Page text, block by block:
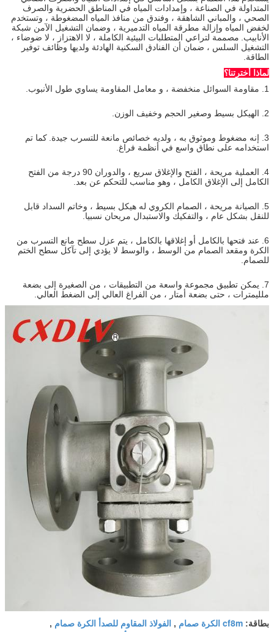
المتداولة في الصناعة ، وإمدادات المياه في المناطق الحضرية والصرف
الصحي ، والمباني الشاهقة ، وفندق من منافذ المياه المضغوطة ، وتستخدم
لخفض المياه وإزالة مطرقة المياه التدميرية ، وضمان التشغيل الآمن شبكة
الأنابيب. مصممة لتراعي المتطلبات البيئية الكاملة ، لا الاهتزاز ، لا ضوضاء ،
التشغيل السلس ، ضمان أن الفنادق السكنية الهادئة ولديها وظائف توفير
الطاقة.
لماذا أخترتنا؟
1. مقاومة السوائل منخفضة ، و معامل المقاومة يساوي طول الأنبوب.
2. الهيكل بسيط وصغير الحجم وخفيف الوزن.
3. إنه مضغوط وموثوق به ، ولديه خصائص مانعة للتسرب جيدة.
كما تم
استخدامه على نطاق واسع في أنظمة فراغ.
4. العملية مريحة ، الفتح والإغلاق سريع ، والدوران 90 درجة من الفتح
الكامل إلى الإغلاق الكامل ، وهو مناسب للتحكم عن بعد.
5. الصيانة مريحة ، الصمام الكروي له هيكل بسيط ، وخاتم السداد قابل
للنقل بشكل عام ، والتفكيك والاستبدال مريحان نسبيا.
6. عند فتحها بالكامل أو إغلاقها بالكامل ، يتم عزل سطح مانع التسرب من
الكرة ومقعد الصمام من الوسط ، والوسط لا يؤدي إلى تآكل سطح الختم
للصمام.
7. يمكن تطبيق مجموعة واسعة من التطبيقات ، من الصغيرة إلى بضعة
ملليمترات ، حتى بضعة أمتار ، من الفراغ العالي إلى الضغط العالي.
بطاقة: cf8m الكرة صمام , الفولاذ المقاوم للصدأ الكرة صمام ,